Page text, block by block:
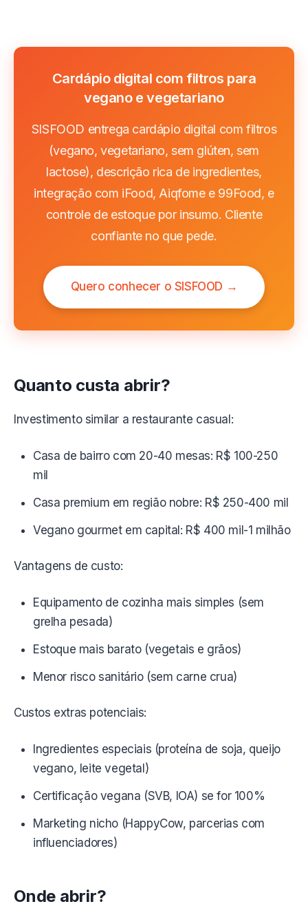
Cardápio digital com filtros para
vegano e vegetariano
SISFOOD entrega cardápio digital com filtros
(vegano, vegetariano, sem glúten, sem
lactose), descrição rica de ingredientes,
integração com iFood, Aiqfome e 99Food, e
controle de estoque por insumo. Cliente
confiante no que pede.
Quero conhecer o SISFOOD →
Quanto custa abrir?
Investimento similar a restaurante casual:
Casa de bairro com 20-40 mesas: R$ 100-250
mil
Casa premium em região nobre: R$ 250-400 mil
Vegano gourmet em capital: R$ 400 mil-1 milhão
Vantagens de custo:
Equipamento de cozinha mais simples (sem
grelha pesada)
Estoque mais barato (vegetais e grãos)
Menor risco sanitário (sem carne crua)
Custos extras potenciais:
Ingredientes especiais (proteína de soja, queijo
vegano, leite vegetal)
Certificação vegana (SVB, IOA) se for 100%
Marketing nicho (HappyCow, parcerias com
influenciadores)
Onde abrir?